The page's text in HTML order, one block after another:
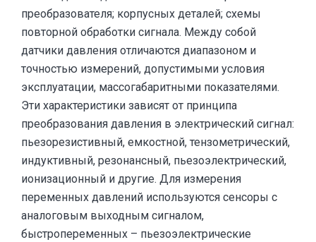
преобразователя; корпусных деталей; схемы
повторной обработки сигнала. Между собой
датчики давления отличаются диапазоном и
точностью измерений, допустимыми условия
эксплуатации, массогабаритными показателями.
Эти характеристики зависят от принципа
преобразования давления в электрический сигнал:
пьезорезистивный, емкостной, тензометрический,
индуктивный, резонансный, пьезоэлектрический,
ионизационный и другие. Для измерения
переменных давлений используются сенсоры с
аналоговым выходным сигналом,
быстропеременных – пьезоэлектрические